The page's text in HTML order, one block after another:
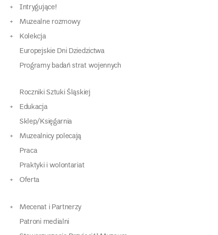
Intrygujące!
Muzealne rozmowy
Kolekcja
Europejskie Dni Dziedzictwa
Programy badań strat wojennych
Roczniki Sztuki Śląskiej
Edukacja
Sklep/Księgarnia
Muzealnicy polecają
Praca
Praktyki i wolontariat
Oferta
Mecenat i Partnerzy
Patroni medialni